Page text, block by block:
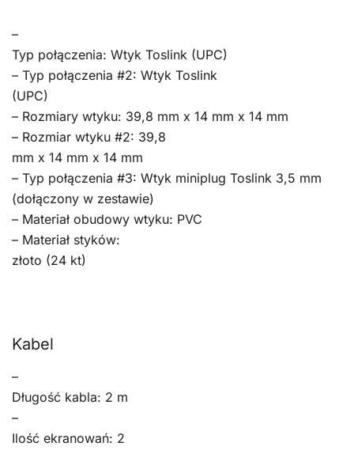
–
Typ połączenia: Wtyk Toslink (UPC)
– Typ połączenia #2: Wtyk Toslink
(UPC)
– Rozmiary wtyku: 39,8 mm x 14 mm x 14 mm
– Rozmiar wtyku #2: 39,8
mm x 14 mm x 14 mm
– Typ połączenia #3: Wtyk miniplug Toslink 3,5 mm
(dołączony w zestawie)
– Materiał obudowy wtyku: PVC
– Materiał styków:
złoto (24 kt)
Kabel
–
Długość kabla: 2 m
–
Ilość ekranowań: 2